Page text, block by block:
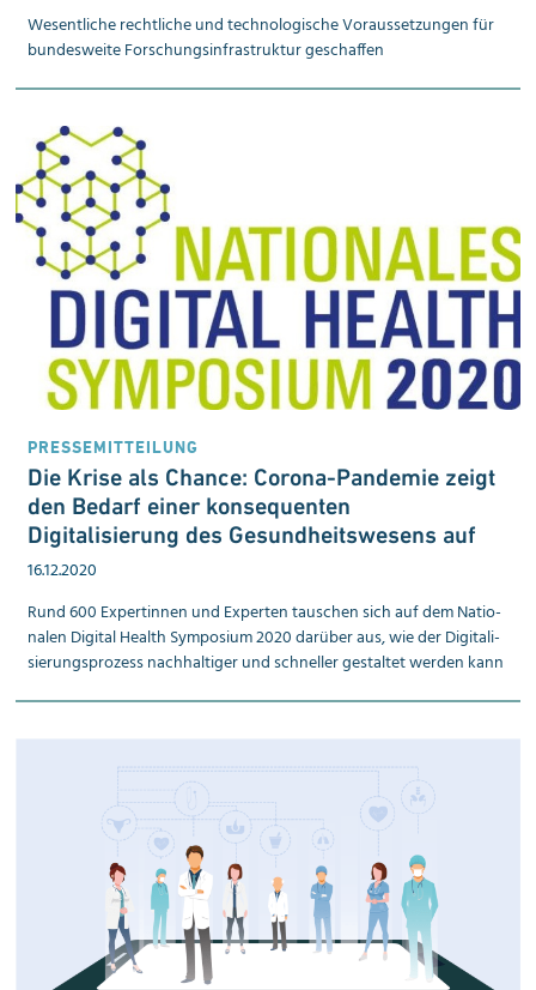
Wesentliche rechtliche und technologische Voraussetzungen für
bundesweite Forschungsinfrastruktur geschaffen
PRESSEMITTEILUNG
Die Krise als Chance: Corona-Pandemie zeigt
den Bedarf einer konsequenten
Digitalisierung des Gesundheitswesens auf
16.12.2020
Rund 600 Expert­innen und Experten tauschen sich auf dem Natio­
nalen Digital Health Sym­posium 2020 darüber aus, wie der Digi­tali­
sierungs­prozess nach­haltiger und schneller gestaltet werden kann